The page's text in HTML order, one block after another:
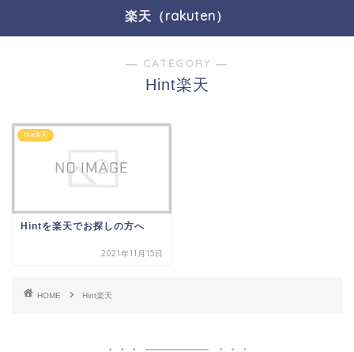
楽天（rakuten）
― CATEGORY ―
Hint楽天
Hint楽天
Hintを楽天でお探しの方へ
2021年11月15日
HOME Hint楽天